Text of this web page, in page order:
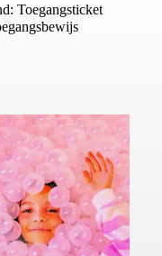
Toegangsticket